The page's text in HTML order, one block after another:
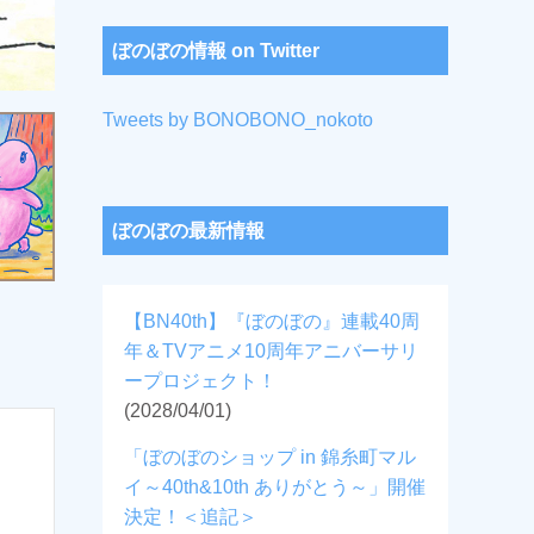
ぼのぼの情報 on Twitter
Tweets by BONOBONO_nokoto
ぼのぼの最新情報
【BN40th】『ぼのぼの』連載40周
年＆TVアニメ10周年アニバーサリ
ープロジェクト！
(2028/04/01)
「ぼのぼのショップ in 錦糸町マル
イ～40th&10th ありがとう～」開催
決定！＜追記＞